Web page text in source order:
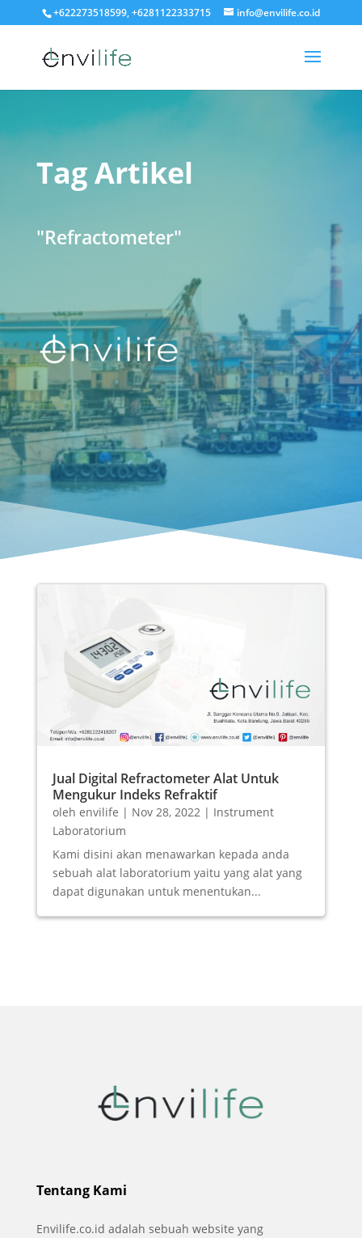
+622273518599, +6281122333715 info@envilife.co.id
Tag Artikel
"Refractometer"
Jual Digital Refractometer Alat Untuk
Mengukur Indeks Refraktif
oleh envilife | Nov 28, 2022| Instrument
Laboratorium
Kami disini akan menawarkan kepada anda
sebuah alat laboratorium yaitu yang alat yang
dapat digunakan untuk menentukan...
Tentang Kami
Envilife.co.id adalah sebuah website yang